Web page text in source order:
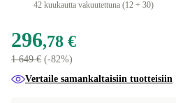
42 kuukautta vakuutettuna (12 + 30)
296,78 €
1 649 € (-82%)
Vertaile samankaltaisiin tuotteisiin